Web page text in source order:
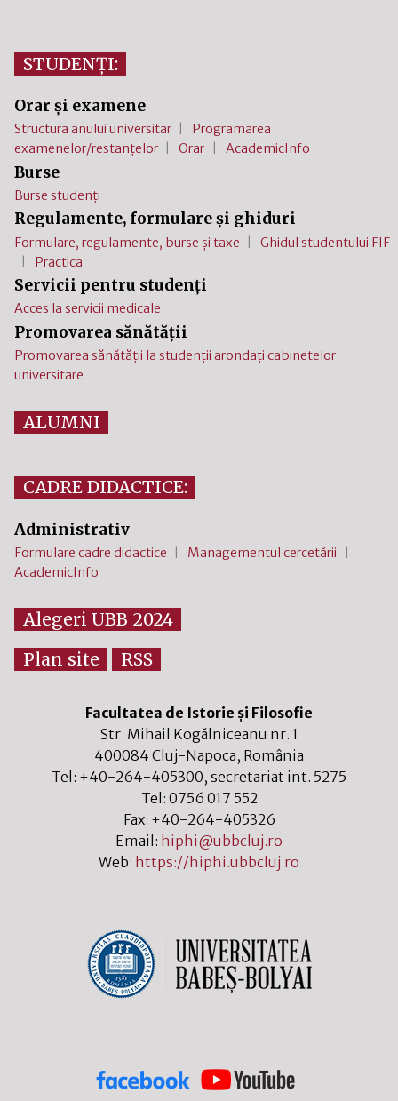
STUDENȚI:
Orar și examene
Structura anului universitar
Programarea
examenelor/restanțelor
Orar AcademicInfo
Burse
Burse studenți
Regulamente, formulare și ghiduri
Formulare, regulamente, burse și taxe
Ghidul studentului FIF
Practica
Servicii pentru studenți
Acces la servicii medicale
Promovarea sănătății
Promovarea sănătății la studenții arondați cabinetelor
universitare
ALUMNI
CADRE DIDACTICE:
Administrativ
Formulare cadre didactice
Managementul cercetării
AcademicInfo
Alegeri UBB 2024
Plan site
RSS
Facultatea de Istorie și Filosofie
Str. Mihail Kogălniceanu nr. 1
400084 Cluj-Napoca, România
Tel: +40-264-405300, secretariat int. 5275
Tel: 0756 017 552
Fax: +40-264-405326
Email: hiphi@ubbcluj.ro
Web: https://hiphi.ubbcluj.ro